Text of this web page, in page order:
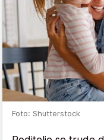
Foto: Shutterstock